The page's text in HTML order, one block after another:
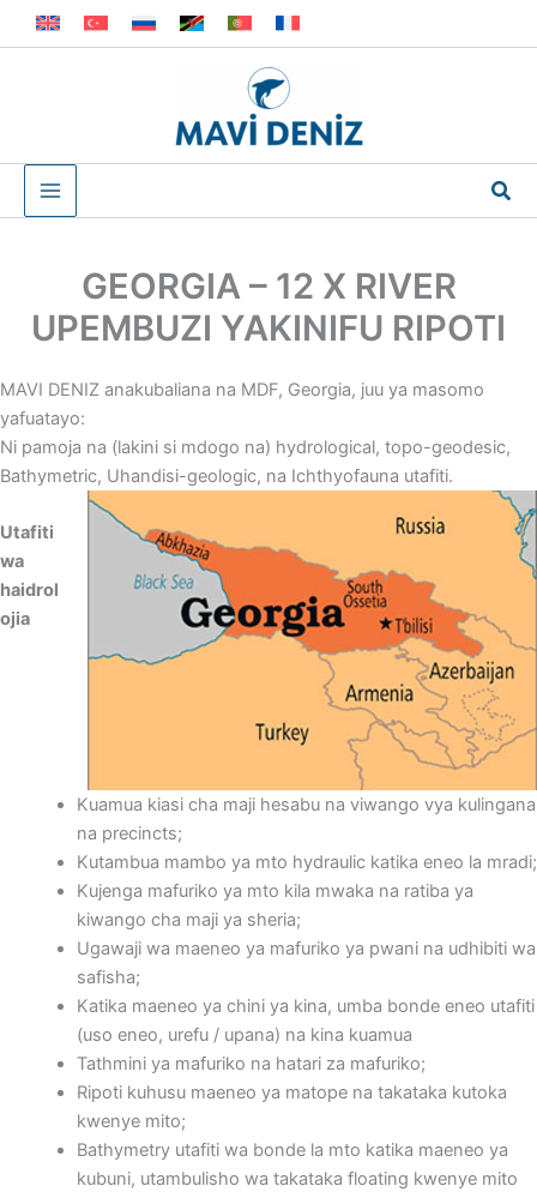
to
GEORGIA – 12 X RIVER
UPEMBUZI YAKINIFU RIPOTI
MAVI DENIZ anakubaliana na MDF, Georgia, juu ya masomo
yafuatayo:
Ni pamoja na (lakini si mdogo na) hydrological, topo-geodesic,
Bathymetric, Uhandisi-geologic, na Ichthyofauna utafiti.
Utafiti
wa
haidrol
ojia
Kuamua kiasi cha maji hesabu na viwango vya kulingana
na precincts;
Kutambua mambo ya mto hydraulic katika eneo la mradi;
Kujenga mafuriko ya mto kila mwaka na ratiba ya
kiwango cha maji ya sheria;
Ugawaji wa maeneo ya mafuriko ya pwani na udhibiti wa
safisha;
Katika maeneo ya chini ya kina, umba bonde eneo utafiti
(uso eneo, urefu / upana) na kina kuamua
Tathmini ya mafuriko na hatari za mafuriko;
Ripoti kuhusu maeneo ya matope na takataka kutoka
kwenye mito;
Bathymetry utafiti wa bonde la mto katika maeneo ya
kubuni, utambulisho wa takataka floating kwenye mito